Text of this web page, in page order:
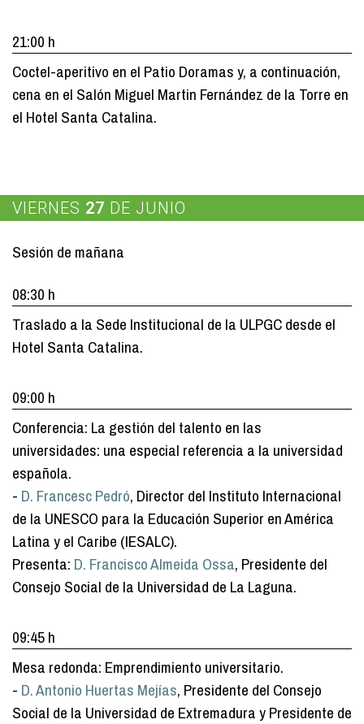
21:00 h
Coctel-aperitivo en el Patio Doramas y, a continuación,
cena en el Salón Miguel Martin Fernández de la Torre en
el Hotel Santa Catalina.
VIERNES 27 DE JUNIO
Sesión de mañana
08:30 h
Traslado a la Sede Institucional de la ULPGC desde el
Hotel Santa Catalina.
09:00 h
Conferencia: La gestión del talento en las
universidades: una especial referencia a la universidad
española.
- D. Francesc Pedró, Director del Instituto Internacional
de la UNESCO para la Educación Superior en América
Latina y el Caribe (IESALC).
Presenta: D. Francisco Almeida Ossa, Presidente del
Consejo Social de la Universidad de La Laguna.
09:45 h
Mesa redonda: Emprendimiento universitario.
- D. Antonio Huertas Mejías, Presidente del Consejo
Social de la Universidad de Extremadura y Presidente de